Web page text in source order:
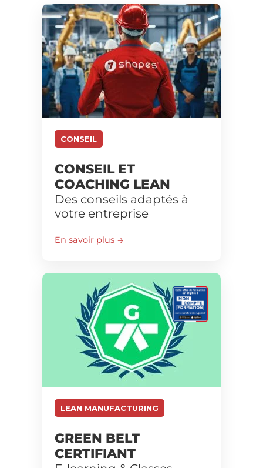
CONSEIL
CONSEIL ET
COACHING LEAN
Des conseils adaptés à
votre entreprise
En savoir plus
LEAN MANUFACTURING
GREEN BELT
CERTIFIANT